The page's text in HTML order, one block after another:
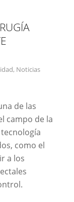
, Noticias
de las
campo de la
como el
a los